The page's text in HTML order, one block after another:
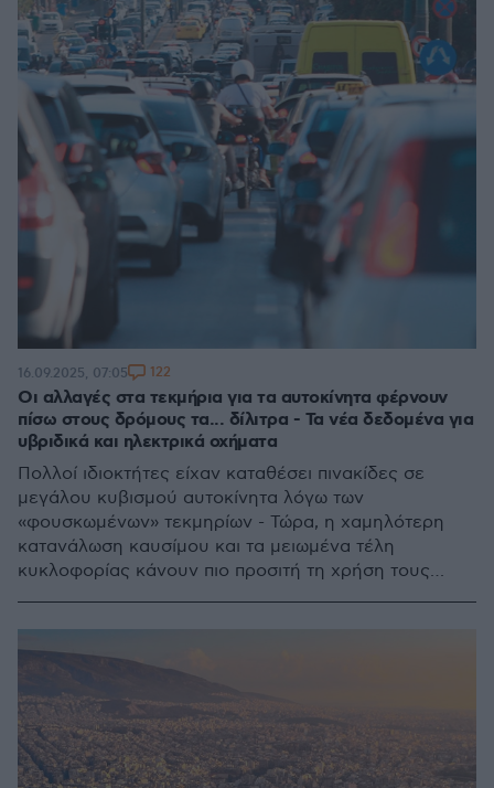
Οι αλλαγές στα τεκμήρια για τα αυτοκίνητα φέρνουν
πίσω στους δρόμους τα... δίλιτρα - Τα νέα δεδομένα για
υβριδικά και ηλεκτρικά οχήματα
Πολλοί ιδιοκτήτες είχαν καταθέσει πινακίδες σε
μεγάλου κυβισμού αυτοκίνητα λόγω των
«φουσκωμένων» τεκμηρίων - Τώρα, η χαμηλότερη
κατανάλωση καυσίμου και τα μειωμένα τέλη
κυκλοφορίας κάνουν πιο προσιτή τη χρήση τους
16.09.2025, 07:05 122